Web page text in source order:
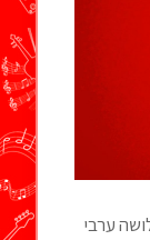
ערבי